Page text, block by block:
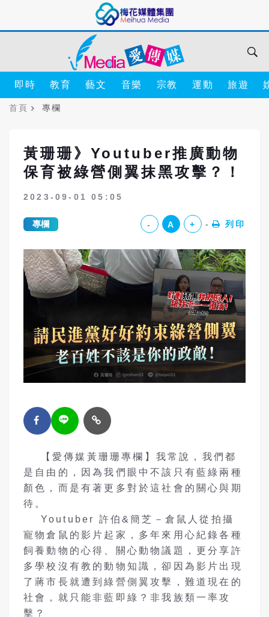
即時 教育 藝文 音樂 宗教 運動 旅遊
首頁 專欄
黃珊珊》Youtuber推廣動物
保育被綠營側翼抹黑攻擊？！
2023-09-01 05:05
專欄 - A + 列印
【愛傳媒黃珊珊專欄】我常說，我們都
是自由的，因為我們眼中不該只有藍綠兩種
顏色，而是有著更多對於這社會的關心與期
待。
Youtuber 許伯&簡芝－倉鼠人從拍攝
寵物倉鼠的影片起家，多年來用心紀錄各種
飼養動物的心得、關心動物議題，更分享許
多學校沒有教的動物知識，卻因為影片出現
了蔣市長就遭到綠營側翼攻擊，難道現在的
社會，就只能非藍即綠？非我族類一率攻
擊？